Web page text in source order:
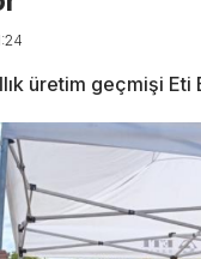
üretim geçmişi Eti